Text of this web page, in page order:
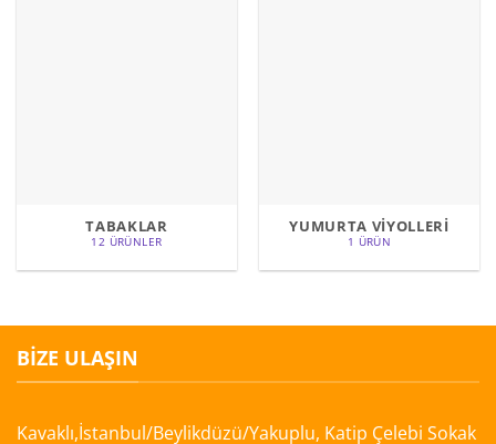
TABAKLAR
12 ÜRÜNLER
YUMURTA VİYOLLERİ
1 ÜRÜN
BIZE ULAŞIN
Kavaklı,İstanbul/Beylikdüzü/Yakuplu, Katip Çelebi Sokak